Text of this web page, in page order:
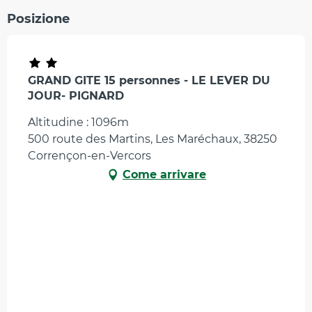
Posizione
GRAND GITE 15 personnes - LE LEVER DU
JOUR- PIGNARD
Altitudine : 1096m
500 route des Martins, Les Maréchaux, 38250
Corrençon-en-Vercors
Come arrivare